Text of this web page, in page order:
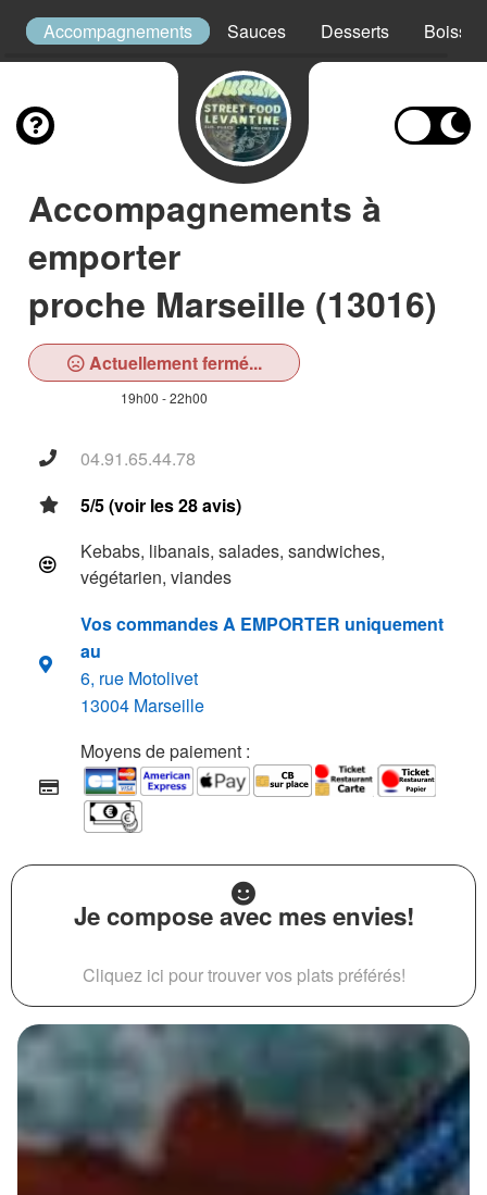
Accompagnements Sauces Desserts
Accompagnements à
emporter
proche Marseille (13016)
Actuellement fermé...
19h00 - 22h00
04.91.65.44.78
5/5 (voir les 28 avis)
Kebabs, libanais, salades, sandwiches,
végétarien, viandes
Vos commandes A EMPORTER uniquement
au
6, rue Motolivet
13004 Marseille
Moyens de paiement :
Je compose avec mes envies!
Cliquez ici pour trouver vos plats préférés!